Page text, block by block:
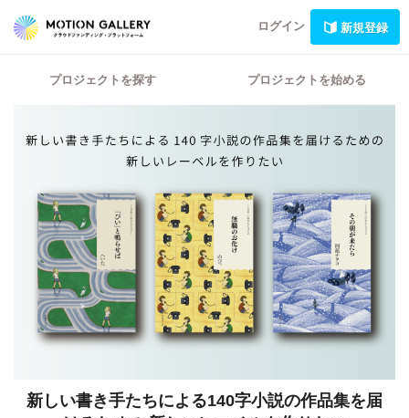
ログイン 新規登録
プロジェクトを探す プロジェクトを始める
新しい書き手たちによる140字小説の作品集を届